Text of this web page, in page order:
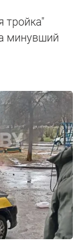
тройка"
минувший